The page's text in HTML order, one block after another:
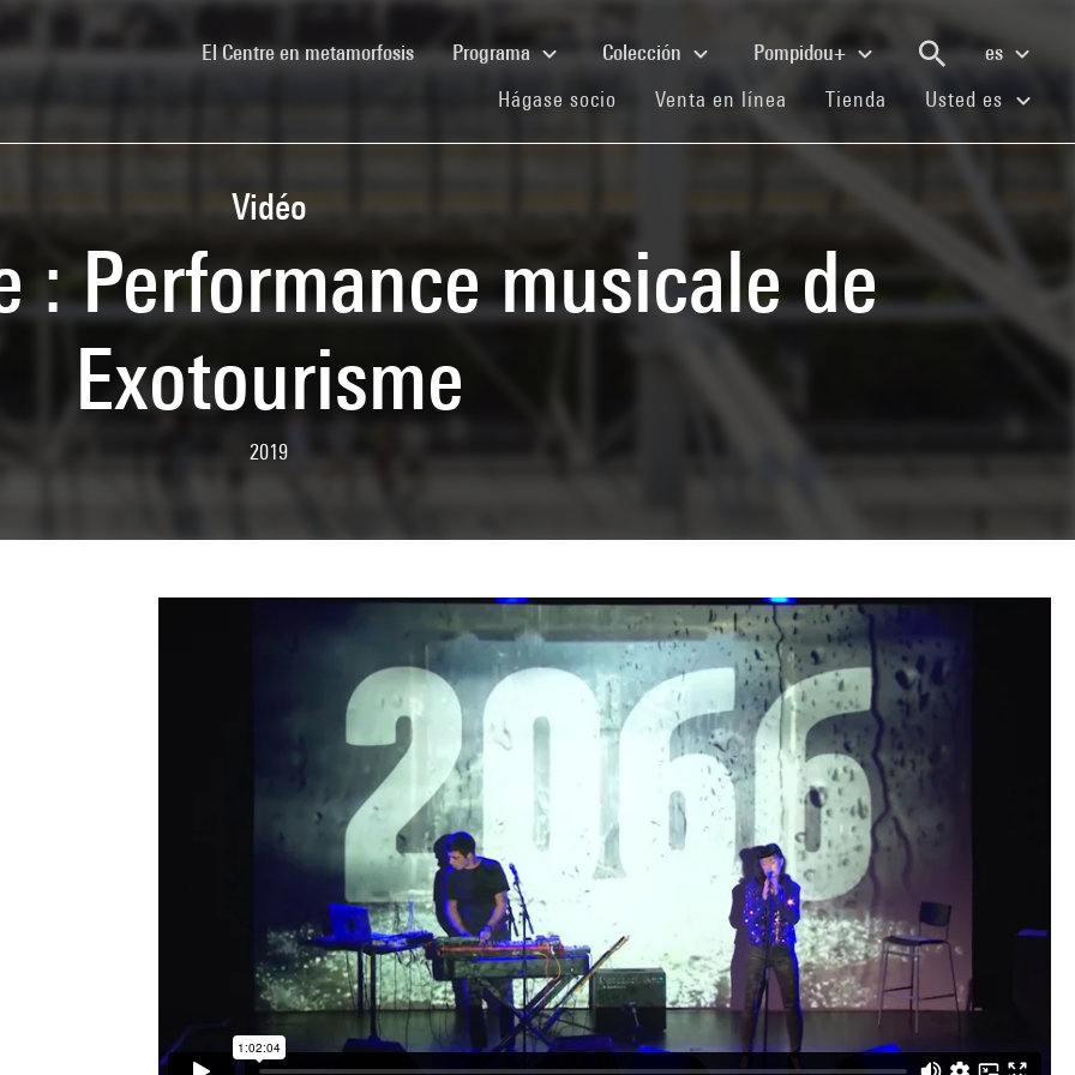
El Centre en metamorfosis(current)Programa Colección Pompidou+
es
Hágase socio (current)
Venta en línea (current)
Tienda (current)
Usted es
Vidéo
: Performance musicale de
Exotourisme
2019